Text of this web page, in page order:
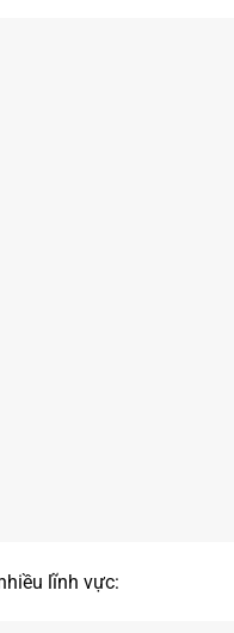
lĩnh vực: